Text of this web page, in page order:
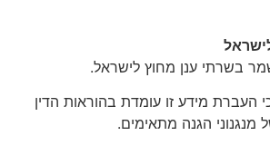
העברת מידע זו עומדת בהוראות הדין
מנגנוני הגנה מתאימים.